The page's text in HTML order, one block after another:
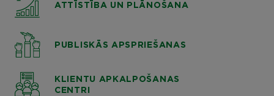
ATTĪSTĪBA UN PLĀNOŠANA
PUBLISKĀS APSPRIEŠANAS
KLIENTU APKALPOŠANAS
CENTRI